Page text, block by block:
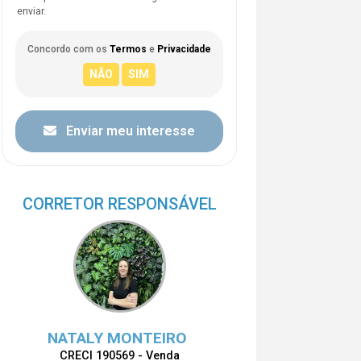
enviar.
Concordo com os Termos e Privacidade
Enviar meu interesse
CORRETOR RESPONSÁVEL
NATALY MONTEIRO
CRECI 190569 - Venda